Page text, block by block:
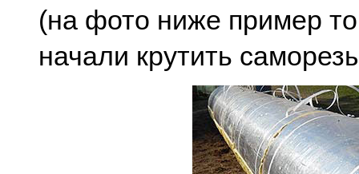
(на фото ниже пример
начали крутить